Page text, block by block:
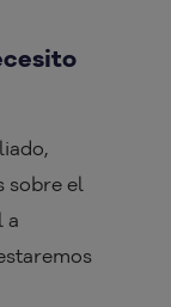
sobre el
a